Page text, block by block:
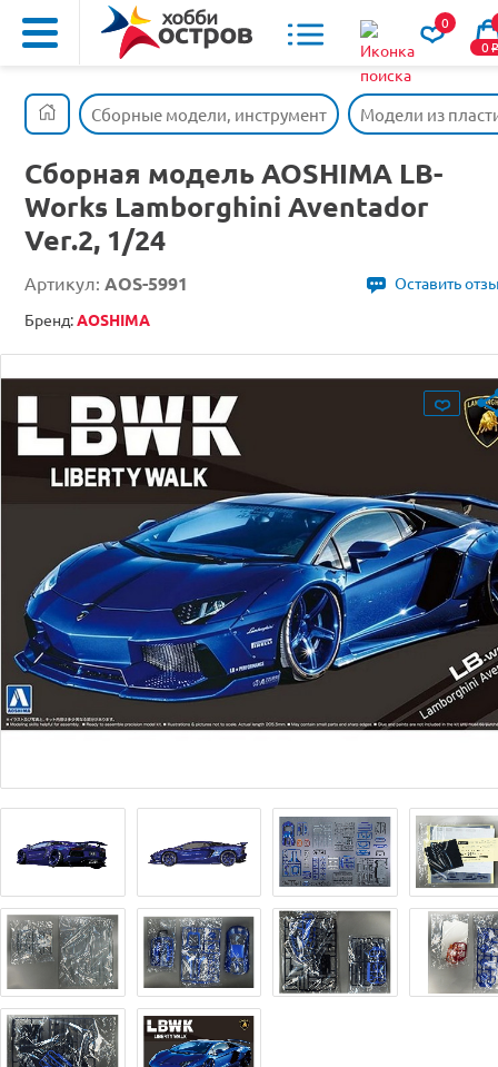
0
0o
Сборные модели, инструмент Модели из
Сборная модель AOSHIMA LB-
Works Lamborghini Aventador
Ver.2, 1/24
Артикул: AOS-5991
Оставить
Бренд:AOSHIMA